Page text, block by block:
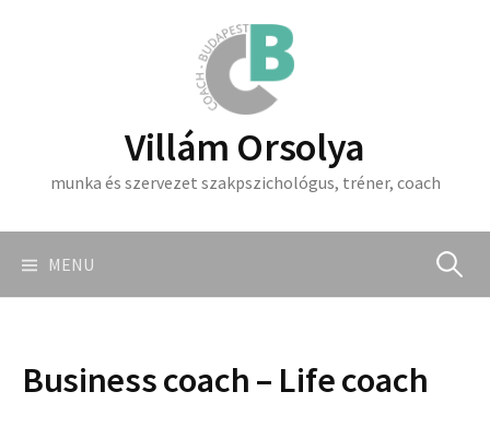
Villám Orsolya
munka és szervezet szakpszichológus, tréner, coach
MENU
Business coach – Life coach